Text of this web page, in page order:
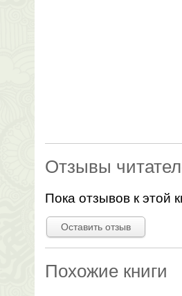
Отзывы
Пока отзывов к этой
Оставить отзыв
Похожие книги